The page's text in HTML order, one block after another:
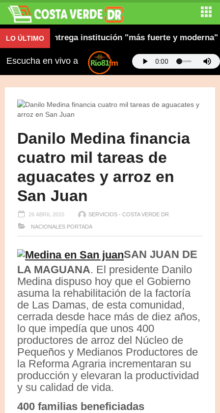
LO ÚLTIMO
y dice entrega institución "más fuerte y moderna"
Escucha en vivo a
Danilo Medina financia
cuatro mil tareas de
aguacates y arroz en
San Juan
26 ABRIL 2015 SERVICIOS - COSTA VERDE DR
NACIONALES PORTADA
SAN JUAN DE
LA MAGUANA. El presidente Danilo
Medina dispuso hoy que el Gobierno
asuma la rehabilitación de la factoría
de Las Damas, de esta comunidad,
cerrada desde hace más de diez años,
lo que impedía que unos 400
productores de arroz del Núcleo de
Pequeños y Medianos Productores de
la Reforma Agraria incrementaran su
producción y elevaran la productividad
y su calidad de vida.
400 familias beneficiadas